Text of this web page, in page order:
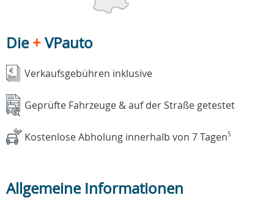
Die+VPauto
Verkaufsgebühren inklusive
Geprüfte Fahrzeuge & auf der Straße getestet
Kostenlose Abholung innerhalb von 7 Tagen5
Allgemeine Informationen